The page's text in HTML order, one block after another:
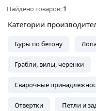
Найдено товаров: 1
Категории
Буры по бетону
Грабли, вилы, черенки
Сварочные
Отвертки Петли и